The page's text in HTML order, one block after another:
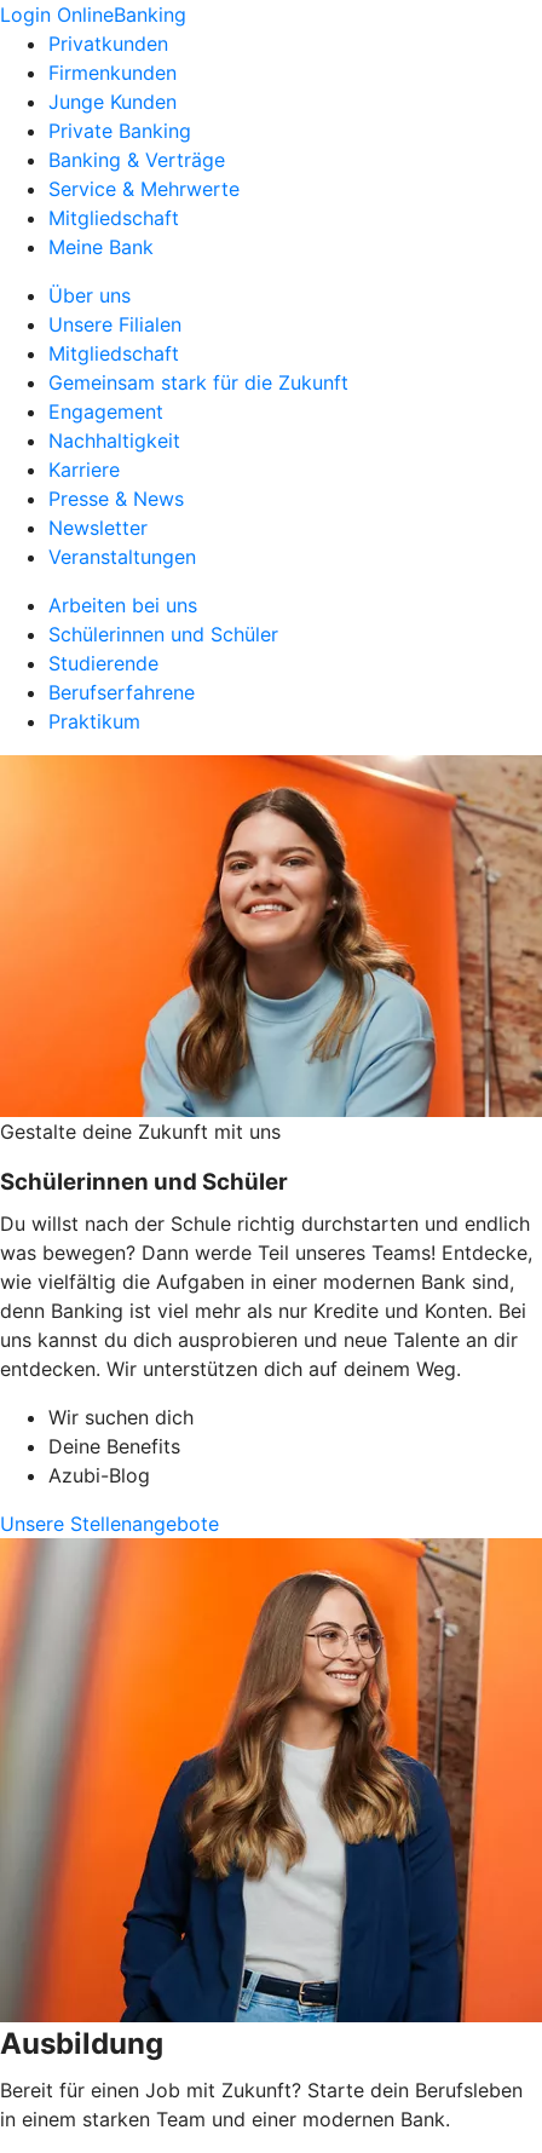
Login OnlineBanking
Privatkunden
Firmenkunden
Junge Kunden
Private Banking
Banking & Verträge
Service & Mehrwerte
Mitgliedschaft
Meine Bank
Über uns
Unsere Filialen
Mitgliedschaft
Gemeinsam stark für die Zukunft
Engagement
Nachhaltigkeit
Karriere
Presse & News
Newsletter
Veranstaltungen
Arbeiten bei uns
Schülerinnen und Schüler
Studierende
Berufserfahrene
Praktikum
Gestalte deine Zukunft mit uns
Schülerinnen und Schüler
Du willst nach der Schule richtig durchstarten und endlich
was bewegen? Dann werde Teil unseres Teams! Entdecke,
wie vielfältig die Aufgaben in einer modernen Bank sind,
denn Banking ist viel mehr als nur Kredite und Konten. Bei
uns kannst du dich ausprobieren und neue Talente an dir
entdecken. Wir unterstützen dich auf deinem Weg.
Wir suchen dich
Deine Benefits
Azubi-Blog
Unsere Stellenangebote
Ausbildung
Bereit für einen Job mit Zukunft? Starte dein Berufsleben
in einem starken Team und einer modernen Bank.